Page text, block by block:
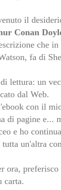
il
Conan
che in
fa di
lettura: un
dal Web.
con il
di pagine e...
e ho
un'altra
ora,
carta.